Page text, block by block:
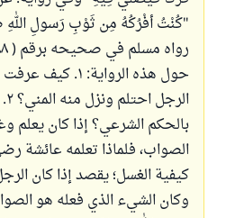
"كُنْتُ أفْرُكُهُ مِن ثَوْبِ رَسولِ اللهِ
حول هذه الرواية:
بالحكم الشرعي؟ إذا كان يعلم
الصواب، فلماذا تعلمه عائشة
كيفية الغسل؛ يقصد إذا كان
وكان الشيء الذي فعله هو